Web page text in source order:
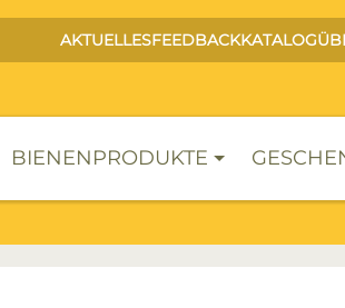
AKTUELLESFEEDBACKKATALOG
BIENENPRODUKTE